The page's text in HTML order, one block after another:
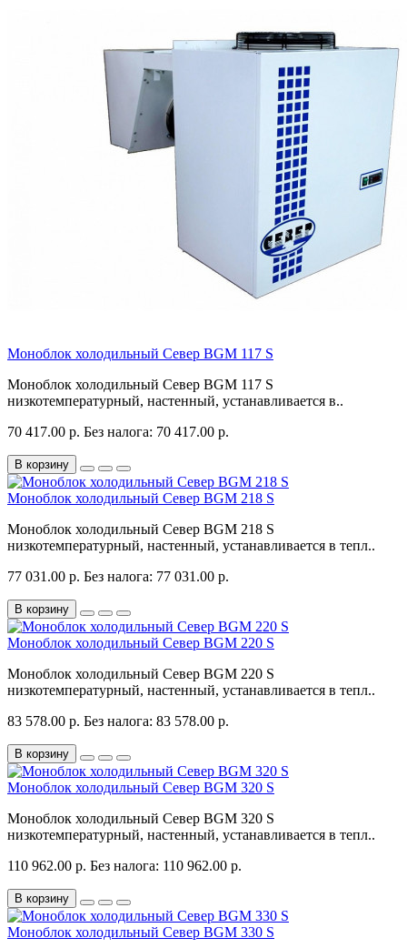
Моноблок холодильный Север BGM 117 S
Моноблок холодильный Север BGM 117 S
низкотемпературный, настенный, устанавливается в..
70 417.00 р. Без налога: 70 417.00 р.
В корзину
Моноблок холодильный Север BGM 218 S
Моноблок холодильный Север BGM 218 S
низкотемпературный, настенный, устанавливается в тепл..
77 031.00 р. Без налога: 77 031.00 р.
В корзину
Моноблок холодильный Север BGM 220 S
Моноблок холодильный Север BGM 220 S
низкотемпературный, настенный, устанавливается в тепл..
83 578.00 р. Без налога: 83 578.00 р.
В корзину
Моноблок холодильный Север BGM 320 S
Моноблок холодильный Север BGM 320 S
низкотемпературный, настенный, устанавливается в тепл..
110 962.00 р. Без налога: 110 962.00 р.
В корзину
Моноблок холодильный Север BGM 330 S